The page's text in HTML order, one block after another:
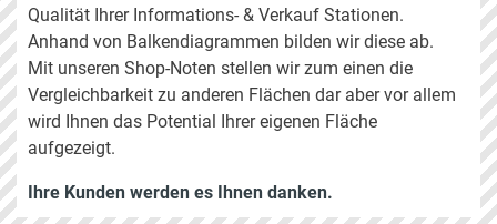
Qualität Ihrer Informations- & Verkauf Stationen.
Anhand von Balkendiagrammen bilden wir diese ab.
Mit unseren Shop-Noten stellen wir zum einen die
Vergleichbarkeit zu anderen Flächen dar aber vor allem
wird Ihnen das Potential Ihrer eigenen Fläche
aufgezeigt.
Ihre Kunden werden es Ihnen danken.